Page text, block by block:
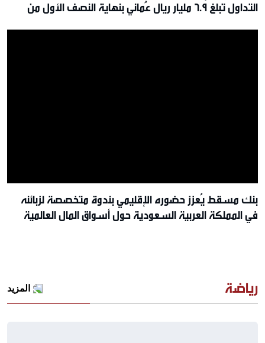
التداول تبلغ 6.9 مليار ريال عُماني بنهاية النصف الأول من
بنك مسقط يُعزز حضوره الإقليمي بندوة متخصصة لزبائنه
في المملكة العربية السعودية حول أسواق المال العالمية
رياضة المزيد